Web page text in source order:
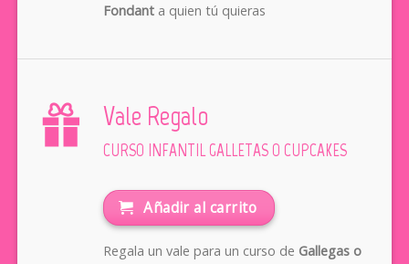
Fondanta quien tú quieras
Vale Regalo
CURSO INFANTIL GALLETAS O CUPCAKES
Añadir al carrito
Regala un vale para un curso de Gallegas o